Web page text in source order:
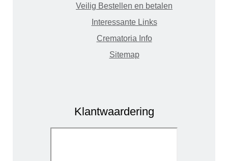
Veilig Bestellen en betalen
Interessante Links
Crematoria Info
Sitemap
Klantwaardering